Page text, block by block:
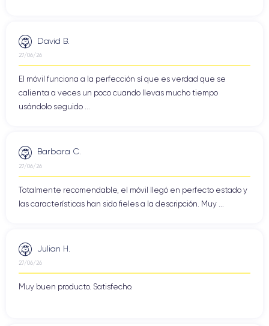
David B.
27/06/26
El móvil funciona a la perfección sí que es verdad que se
calienta a veces un poco cuando llevas mucho tiempo
usándolo seguido ...
Barbara C.
27/06/26
Totalmente recomendable, el móvil llegó en perfecto estado y
las características han sido fieles a la descripción. Muy ...
Julian H.
27/06/26
Muy buen producto. Satisfecho.